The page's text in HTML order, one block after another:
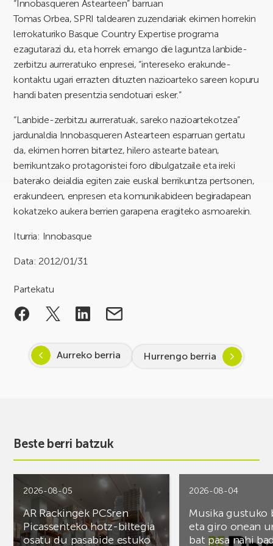
“Innobasqueren Astearteen” barruan
Tomas Orbea, SPRI taldearen zuzendariak ekimen horrekin
lerrokaturiko Basque Country Expertise programa
ezagutarazi du, eta horrek emango die laguntza lanbide-
zerbitzu aurreratuko enpresei, “intereseko erakunde-
kontaktu ugari errazten dituzten nazioarteko sareen kopuru
handi baten presentzia sendotuari esker.”
“Lanbide-zerbitzu aurreratuak, sareko nazioartekotzea”
jardunaldia Innobasqueren Astearteen esparruan gertatu
da, ekimen horren bitartez, hilero astearte batean,
berrikuntzako protagonistei foro dibulgatzaile eta ireki
baterako deialdia egiten zaie euskal berrikuntza pertsonen,
erakundeen, enpresen eta komunikabideen begiradapean
kokatzeko aukera berrien garapena eragiteko asmoarekin.
Iturria: Innobasque
Data: 2012/01/31
Partekatu
Aurreko berria Hurrengo berria
Beste berri batzuk
2026-08-05
AR Rackingek PCSren
Picassenteko hotz-biltegia
osatu du pasabide estuko
2026-08-04
Musika gustuko
eta giro onean
bat pasa nahi